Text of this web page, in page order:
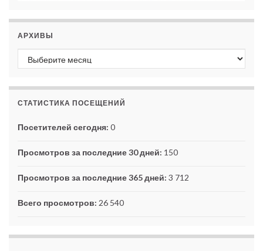
АРХИВЫ
Архивы
СТАТИСТИКА ПОСЕЩЕНИЙ
Посетителей сегодня: 0
Просмотров за последние 30 дней: 150
Просмотров за последние 365 дней: 3 712
Всего просмотров: 26 540